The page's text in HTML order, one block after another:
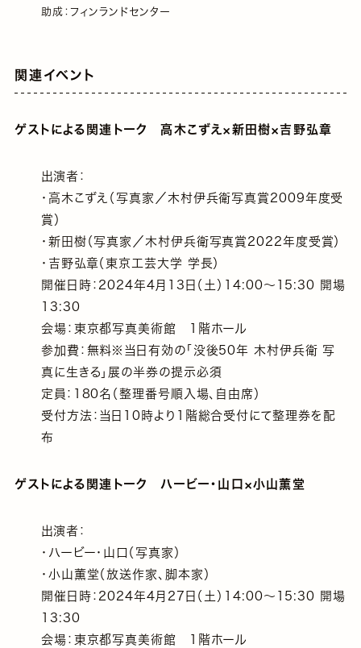
助成：フィンランドセンター
関連イベント
ゲストによる関連トーク 高木こずえ×新田樹×吉野弘章
出演者：
・高木こずえ（写真家／木村伊兵衛写真賞2009年度受
賞）
・新田樹（写真家／木村伊兵衛写真賞2022年度受賞）
・吉野弘章（東京工芸大学 学長）
開催日時：2024年4月13日（土）14:00～15:30 開場
13:30
会場：東京都写真美術館 1階ホール
参加費：無料※当日有効の「没後50年 木村伊兵衛 写
真に生きる」展の半券の提示必須
定員：180名（整理番号順入場、自由席）
受付方法：当日10時より1階総合受付にて整理券を配
布
ゲストによる関連トーク ハービー・山口×小山薫堂
出演者：
・ハービー・山口（写真家）
・小山薫堂（放送作家、脚本家）
開催日時：2024年4月27日（土）14:00～15:30 開場
13:30
会場：東京都写真美術館 1階ホール